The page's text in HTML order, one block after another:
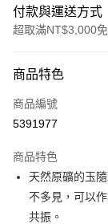
付款與運送方式
超取滿NT$3,000
信用卡一次付款
超商取貨付款
Apple Pay
街口支付
商品特色
商品編號
5391977
商品特色
天然原礦的玉
不多見，可以
共振。